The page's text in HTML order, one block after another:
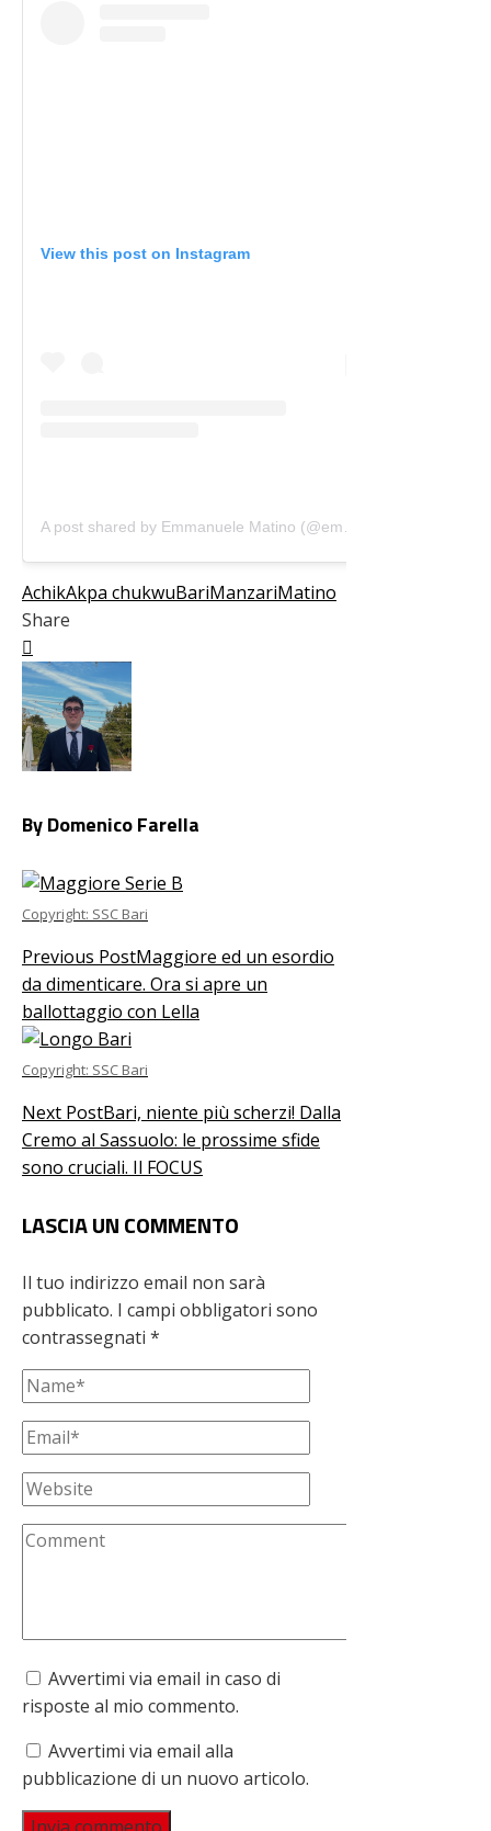
View this post on Instagram
A post shared by Emmanuele Matino (@emmanuelematino)
AchikAkpa chukwuBariManzariMatino
Share
Facebook
Twitter
LinkedIn
Pinterest
By Domenico Farella
Copyright: SSC Bari
Previous PostMaggiore ed un esordio
da dimenticare. Ora si apre un
ballottaggio con Lella
Copyright: SSC Bari
Next PostBari, niente più scherzi! Dalla
Cremo al Sassuolo: le prossime sfide
sono cruciali. Il FOCUS
LASCIA UN COMMENTO
Il tuo indirizzo email non sarà
pubblicato. I campi obbligatori sono
contrassegnati *
Avvertimi via email in caso di
risposte al mio commento.
Avvertimi via email alla
pubblicazione di un nuovo articolo.